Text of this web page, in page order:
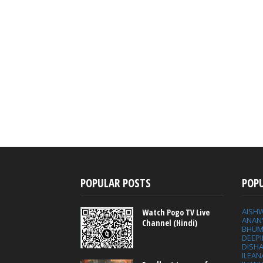
POPULAR POSTS
Watch Pogo TV Live
Channel (Hindi)